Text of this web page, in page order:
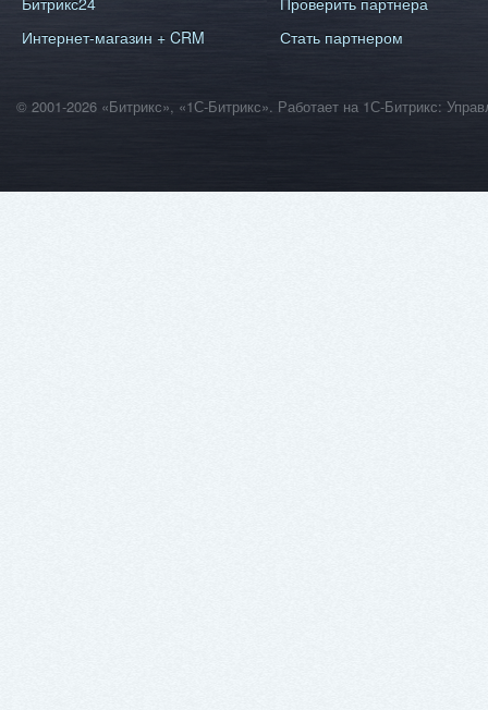
Интернет-магазин + CRM
Стать партнером
© 2001-2026 «Битрикс», «1С-Битрикс». Работает на 1С-Битрикс: